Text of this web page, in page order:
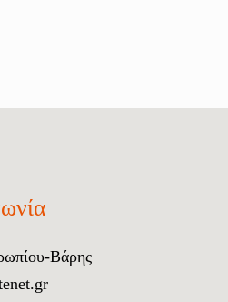
Βάρης